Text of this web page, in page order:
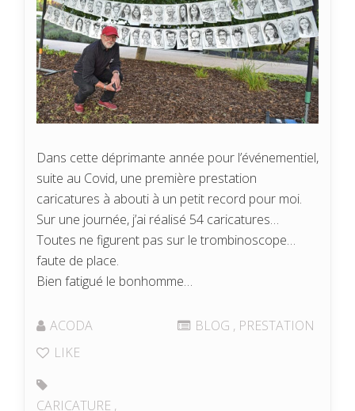
Dans cette déprimante année pour l’événementiel,
suite au Covid, une première prestation
caricatures à abouti à un petit record pour moi.
Sur une journée, j’ai réalisé 54 caricatures…
Toutes ne figurent pas sur le trombinoscope…
faute de place.
Bien fatigué le bonhomme…
ACODA BLOG , PRESTATION
LIKE
CARICATURE ,